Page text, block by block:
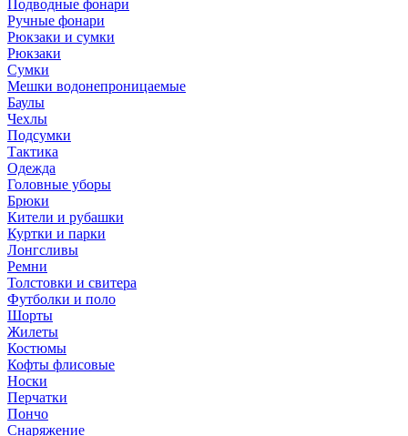
Подводные фонари
Ручные фонари
Рюкзаки и сумки
Рюкзаки
Сумки
Мешки водонепроницаемые
Баулы
Чехлы
Подсумки
Тактика
Одежда
Головные уборы
Брюки
Кители и рубашки
Куртки и парки
Лонгсливы
Ремни
Толстовки и свитера
Футболки и поло
Шорты
Жилеты
Костюмы
Кофты флисовые
Носки
Перчатки
Пончо
Снаряжение